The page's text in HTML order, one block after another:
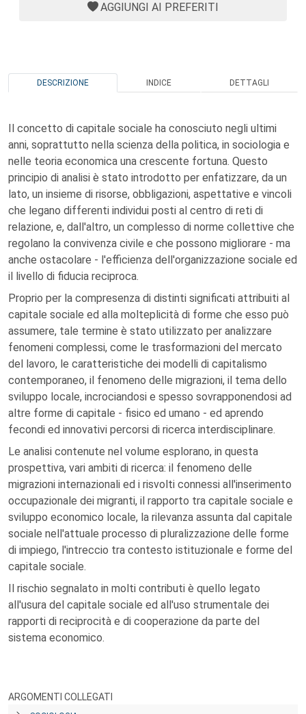
AGGIUNGI AI PREFERITI
DESCRIZIONE INDICE DETTAGLI
Il concetto di capitale sociale ha conosciuto negli ultimi
anni, soprattutto nella scienza della politica, in sociologia e
nelle teoria economica una crescente fortuna. Questo
principio di analisi è stato introdotto per enfatizzare, da un
lato, un insieme di risorse, obbligazioni, aspettative e vincoli
che legano differenti individui posti al centro di reti di
relazione, e, dall'altro, un complesso di norme collettive che
regolano la convivenza civile e che possono migliorare - ma
anche ostacolare - l'efficienza dell'organizzazione sociale ed
il livello di fiducia reciproca.
Proprio per la compresenza di distinti significati attribuiti al
capitale sociale ed alla molteplicità di forme che esso può
assumere, tale termine è stato utilizzato per analizzare
fenomeni complessi, come le trasformazioni del mercato
del lavoro, le caratteristiche dei modelli di capitalismo
contemporaneo, il fenomeno delle migrazioni, il tema dello
sviluppo locale, incrociandosi e spesso sovrapponendosi ad
altre forme di capitale - fisico ed umano - ed aprendo
fecondi ed innovativi percorsi di ricerca interdisciplinare.
Le analisi contenute nel volume esplorano, in questa
prospettiva, vari ambiti di ricerca: il fenomeno delle
migrazioni internazionali ed i risvolti connessi all'inserimento
occupazionale dei migranti, il rapporto tra capitale sociale e
sviluppo economico locale, la rilevanza assunta dal capitale
sociale nell'attuale processo di pluralizzazione delle forme
di impiego, l'intreccio tra contesto istituzionale e forme del
capitale sociale.
Il rischio segnalato in molti contributi è quello legato
all'usura del capitale sociale ed all'uso strumentale dei
rapporti di reciprocità e di cooperazione da parte del
sistema economico.
ARGOMENTI COLLEGATI